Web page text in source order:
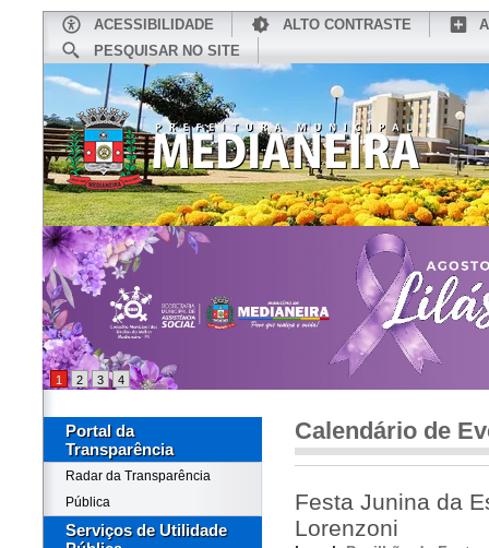
ACESSIBILIDADE ALTO CONTRASTE
PESQUISAR NO SITE
CONHEÇA MEDIANEIRA
1 2 3 4
Portal da
Transparência
Radar da Transparência
Pública
Serviços de Utilidade
Calendário de
Festa Junina da
Lorenzoni